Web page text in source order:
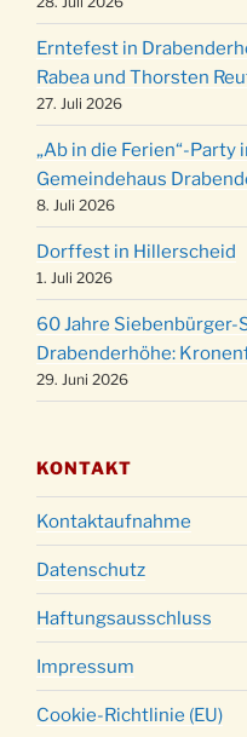
12 Uhr
20.12.
Weihnachts-
der Kirche um
24.12.
Gemeindehaus
24.12.
24.12.
15:00 Uhr
24.12.
18:00 Uhr
24.12.
Christmette mit
18:00 Uhr
Erntefest in
Rabea und Thorsten
27. Juli 2026
„Ab in die Ferien“-Party
Gemeindehaus
8. Juli 2026
Dorffest in Hillerscheid
1. Juli 2026
60 Jahre Siebenbürger-
Drabenderhöhe:
29. Juni 2026
KONTAKT
Kontaktaufnahme
Datenschutz
Haftungsausschluss
Impressum
Cookie-Richtlinie (EU)